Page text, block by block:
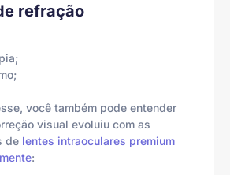
refração
você também pode entender
visual evoluiu com as
de lentes intraoculares premium
: